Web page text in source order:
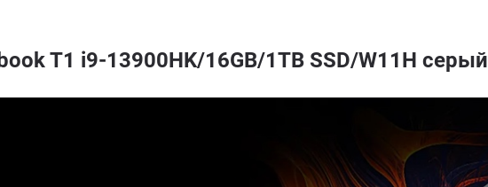
T1 i9-13900HK/16GB/1TB SSD/W11H серый